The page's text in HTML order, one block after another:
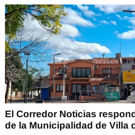
El Corredor Noticias
de la Municipalidad de Villa